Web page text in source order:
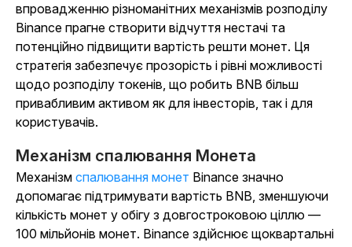
впровадженню різноманітних механізмів розподілу
Binance прагне створити відчуття нестачі та
потенційно підвищити вартість решти монет. Ця
стратегія забезпечує прозорість і рівні можливості
щодо розподілу токенів, що робить BNB більш
привабливим активом як для інвесторів, так і для
користувачів.
Механізм спалювання Монета
Механізм спалювання монет Binance значно
допомагає підтримувати вартість BNB, зменшуючи
кількість монет у обігу з довгостроковою ціллю —
100 мільйонів монет. Binance здійснює щоквартальні